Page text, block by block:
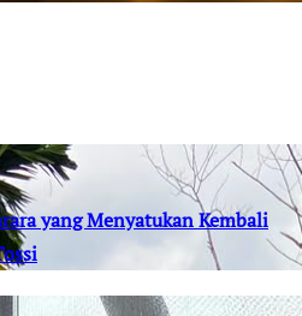
yang Menyatukan Kembali